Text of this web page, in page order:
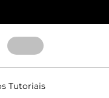
Tutoriais